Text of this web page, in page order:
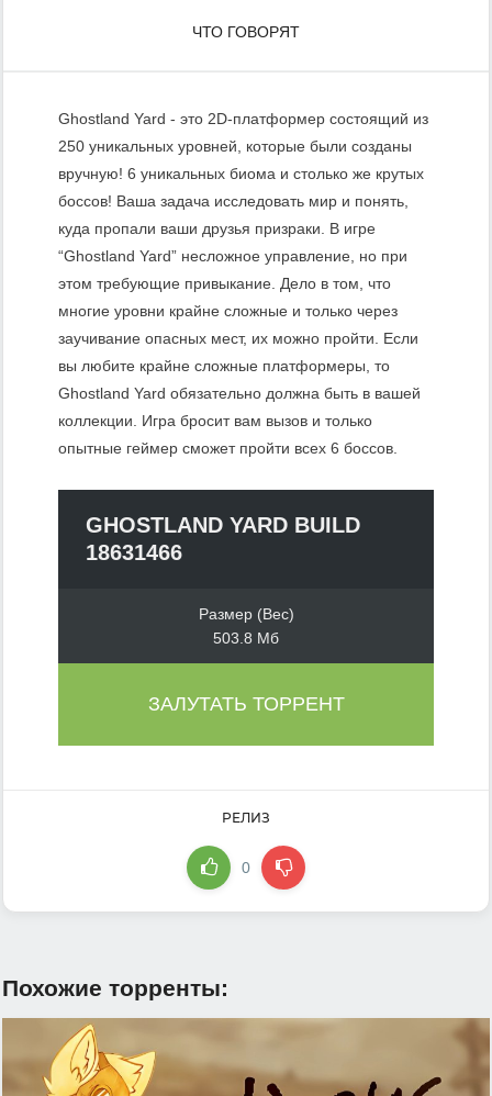
ЧТО ГОВОРЯТ
Ghostland Yard - это 2D-платформер состоящий из
250 уникальных уровней, которые были созданы
вручную! 6 уникальных биома и столько же крутых
боссов! Ваша задача исследовать мир и понять,
куда пропали ваши друзья призраки. В игре
“Ghostland Yard” несложное управление, но при
этом требующие привыкание. Дело в том, что
многие уровни крайне сложные и только через
заучивание опасных мест, их можно пройти. Если
вы любите крайне сложные платформеры, то
Ghostland Yard обязательно должна быть в вашей
коллекции. Игра бросит вам вызов и только
опытные геймер сможет пройти всех 6 боссов.
GHOSTLAND YARD BUILD
18631466
Размер (Вес)
503.8 Мб
ЗАЛУТАТЬ ТОРРЕНТ
РЕЛИЗ
0
Похожие торренты: